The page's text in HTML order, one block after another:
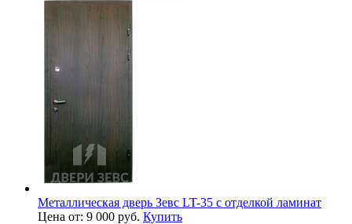
Металлическая дверь Зевс LT-35 с отделкой ламинат
Цена от: 9 000 руб. Купить